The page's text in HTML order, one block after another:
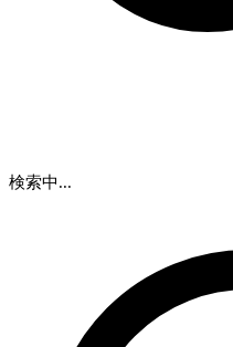
検索中...